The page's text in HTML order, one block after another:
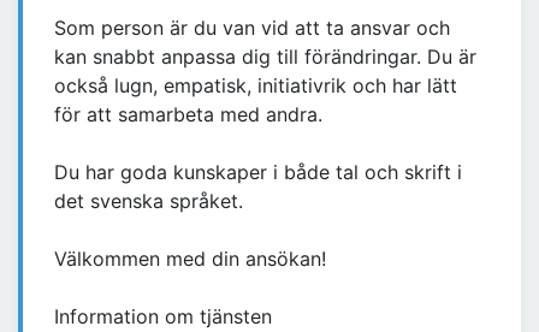
Som person är du van vid att ta ansvar och
kan snabbt anpassa dig till förändringar. Du är
också lugn, empatisk, initiativrik och har lätt
för att samarbeta med andra.
Du har goda kunskaper i både tal och skrift i
det svenska språket.
Välkommen med din ansökan!
Information om tjänsten